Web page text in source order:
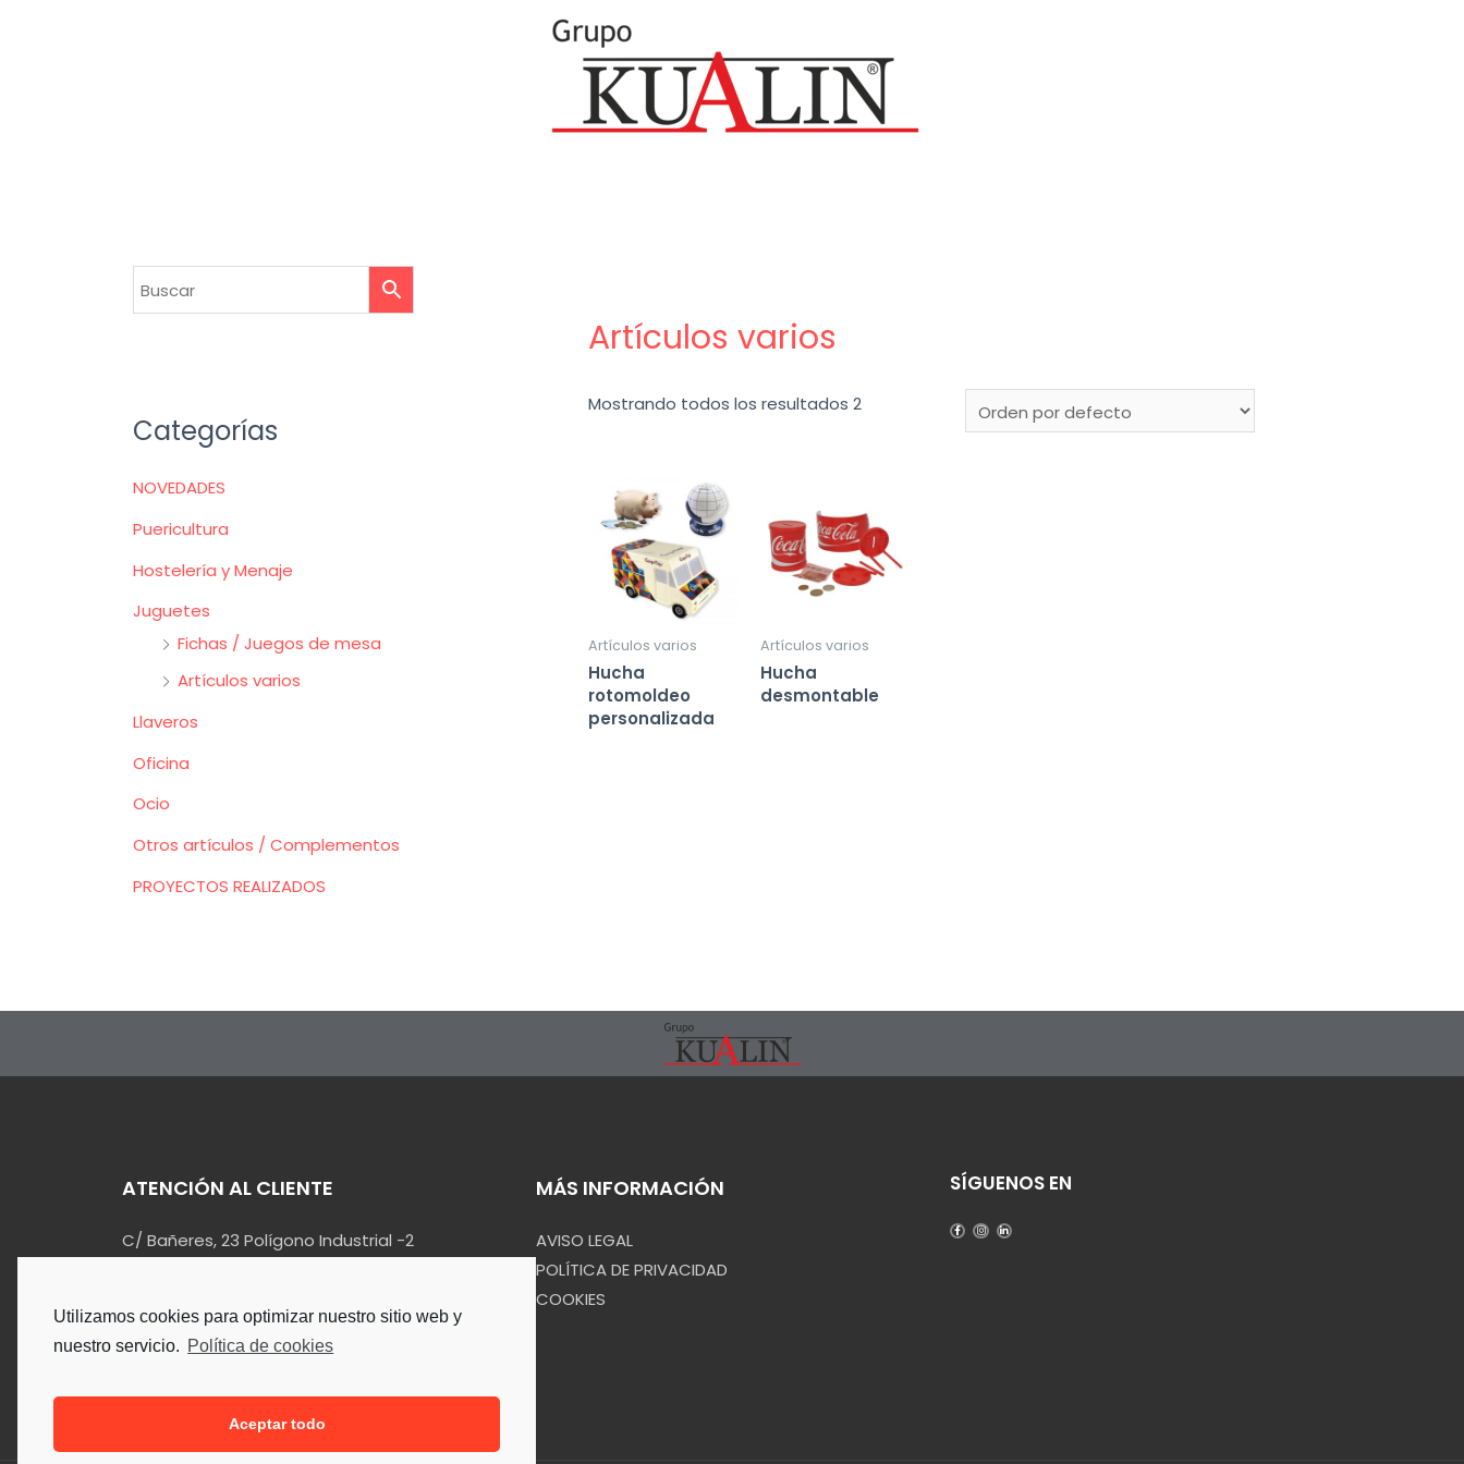
Utilizamos cookies para optimizar nuestro sitio web y
nuestro servicio. Política de cookies
Aceptar todo
Categorías
NOVEDADES
Puericultura
Hostelería y Menaje
Juguetes
Fichas / Juegos de mesa
Artículos varios
Llaveros
Oficina
Ocio
Otros artículos / Complementos
PROYECTOS REALIZADOS
Artículos varios
Mostrando todos los resultados 2
Artículos varios
Hucha
rotomoldeo
personalizada
Artículos varios
Hucha
desmontable
ATENCIÓN AL CLIENTE
C/ Bañeres, 23 Polígono Industrial -2
965 55 34 90
MÁS INFORMACIÓN
AVISO LEGAL
POLÍTICA DE PRIVACIDAD
COOKIES
SÍGUENOS EN